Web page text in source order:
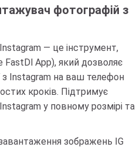
фотографій з
— це інструмент,
FastDl App), який дозволяє
з Instagram на ваш телефон
кроків. Підтримує
у повному розмірі та
зображень IG